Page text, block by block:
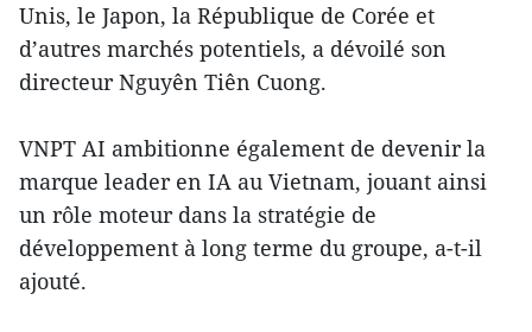
Unis, le Japon, la République de Corée et
d’autres marchés potentiels, a dévoilé son
directeur Nguyên Tiên Cuong.
VNPT AI ambitionne également de devenir la
marque leader en IA au Vietnam, jouant ainsi
un rôle moteur dans la stratégie de
développement à long terme du groupe, a-t-il
ajouté.